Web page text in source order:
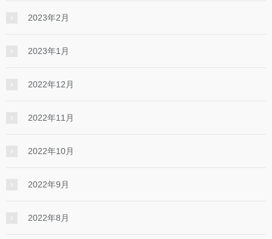
2023年2月
2023年1月
2022年12月
2022年11月
2022年10月
2022年9月
2022年8月